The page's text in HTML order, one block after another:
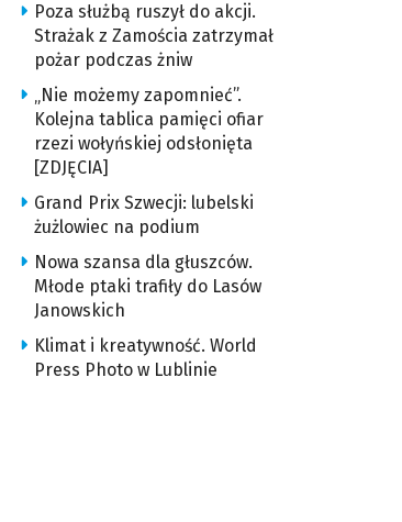
Poza służbą ruszył do akcji.
Strażak z Zamościa zatrzymał
pożar podczas żniw
„Nie możemy zapomnieć”.
Kolejna tablica pamięci ofiar
rzezi wołyńskiej odsłonięta
[ZDJĘCIA]
Grand Prix Szwecji: lubelski
żużlowiec na podium
Nowa szansa dla głuszców.
Młode ptaki trafiły do Lasów
Janowskich
Klimat i kreatywność. World
Press Photo w Lublinie